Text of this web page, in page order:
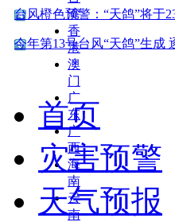
湾
香
港
澳
门
广
东
广
西
海
南
云
南
台风橙色预警：“天鸽”将于
今年第13号台风“天鸽”生成
首页
灾害预警
天气预报